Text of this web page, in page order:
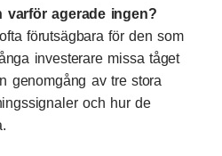
varför agerade ingen?
förutsägbara för den som
investerare missa tåget
genomgång av tre stora
och hur de